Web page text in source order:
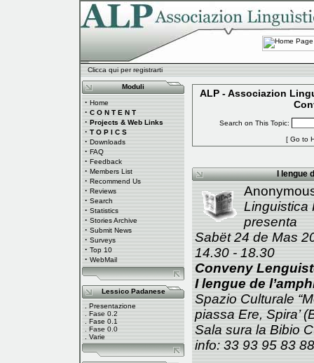
Clicca qui per registrarti
Moduli
· Home
· C O N T E N T
· Projects & Web Links
· T O P I C S
· Downloads
· FAQ
· Feedback
· Members List
· Recommend Us
· Reviews
· Search
· Statistics
· Stories Archive
· Submit News
· Surveys
· Top 10
· WebMail
Lessico Padanese
.Presentazione
.Fase 0.2
.Fase 0.1
.Fase 0.0
.Varie
ALP - Associazion
Search on This Topic:
[ Go to
I lengue
Linguistica
presenta
Sabët 24 de Mas
14.30 - 18.30
Conveny
I lengue de
Spazio Culturale
piassa Ere, Spira’
Sala sura la Bibio
info: 33 93 95 83